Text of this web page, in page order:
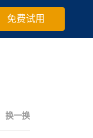
免费试用
换一换